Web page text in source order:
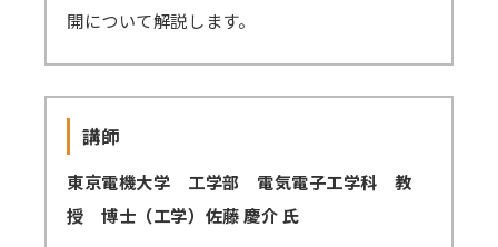
FAQ/問い合わせ先
商品企画リクエスト
メルマガ登録
セミナー会場アクセス
開について解説します。
講師
東京電機大学 工学部 電気電子工学科 教
授 博士（工学）佐藤 慶介 氏